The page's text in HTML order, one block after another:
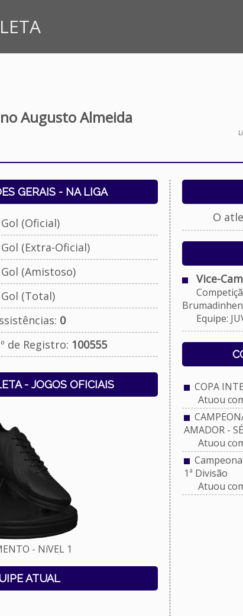
Augusto Almeida
GERAIS - NA LIGA
(Oficial)
Gol (Extra-Oficial)
(Amistoso)
Gol (Total)
0
de Registro: 100555
- JOGOS OFICIAIS
- NíVEL 1
ATUAL
O
Vice-
Equipe:
COPA
Atuou
AMADOR -
Atuou
1ª Divisão
Atuou